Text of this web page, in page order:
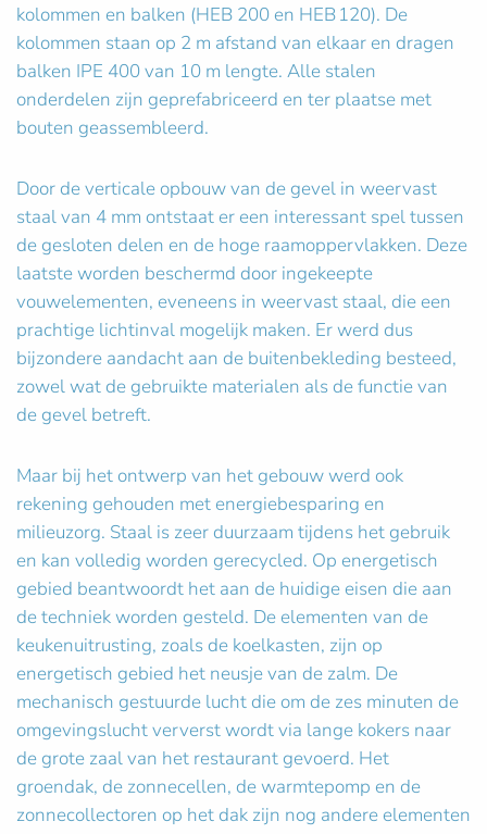
kolommen en balken (HEB 200 en HEB 120). De
kolommen staan op 2 m afstand van elkaar en dragen
balken IPE 400 van 10 m lengte. Alle stalen
onderdelen zijn geprefabriceerd en ter plaatse met
bouten geassembleerd.
Door de verticale opbouw van de gevel in weervast
staal van 4 mm ontstaat er een interessant spel tussen
de gesloten delen en de hoge raamoppervlakken. Deze
laatste worden beschermd door ingekeepte
vouwelementen, eveneens in weervast staal, die een
prachtige lichtinval mogelijk maken. Er werd dus
bijzondere aandacht aan de buitenbekleding besteed,
zowel wat de gebruikte materialen als de functie van
de gevel betreft.
Maar bij het ontwerp van het gebouw werd ook
rekening gehouden met energiebesparing en
milieuzorg. Staal is zeer duurzaam tijdens het gebruik
en kan volledig worden gerecycled. Op energetisch
gebied beantwoordt het aan de huidige eisen die aan
de techniek worden gesteld. De elementen van de
keukenuitrusting, zoals de koelkasten, zijn op
energetisch gebied het neusje van de zalm. De
mechanisch gestuurde lucht die om de zes minuten de
omgevingslucht ververst wordt via lange kokers naar
de grote zaal van het restaurant gevoerd. Het
groendak, de zonnecellen, de warmtepomp en de
zonnecollectoren op het dak zijn nog andere elementen